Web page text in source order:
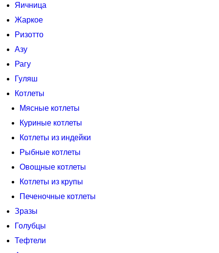
Яичница
Жаркое
Ризотто
Азу
Рагу
Гуляш
Котлеты
Мясные котлеты
Куриные котлеты
Котлеты из индейки
Рыбные котлеты
Овощные котлеты
Котлеты из крупы
Печеночные котлеты
Зразы
Голубцы
Тефтели